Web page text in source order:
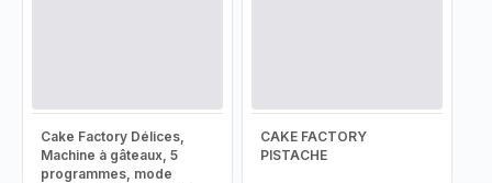
Cake Factory Délices,
Machine à gâteaux, 5
programmes, mode
CAKE FACTORY
PISTACHE